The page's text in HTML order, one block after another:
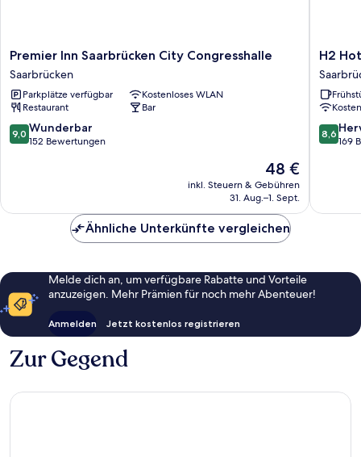
Premier
Inn
Saarbrücken
City
Congresshalle
Saarbrücken
Premier Inn Saarbrücken City Congresshalle
Saarbrücken
Parkplätze verfügbar
Kostenloses WLAN
Restaurant
Bar
9.0
von
9,0 Wunderbar
152 Bewertungen
Der
Preis
beträgt
48 €
inkl. Steuern & Gebühren
31. Aug.–1. Sept.
H2
Hotel
H2
8.6
von
8,6
169
Ähnliche Unterkünfte vergleichen
Melde dich an, um verfügbare Rabatte und Vorteile
anzuzeigen. Mehr Prämien für noch mehr Abenteuer!
Anmelden Jetzt kostenlos registrieren
Zur Gegend